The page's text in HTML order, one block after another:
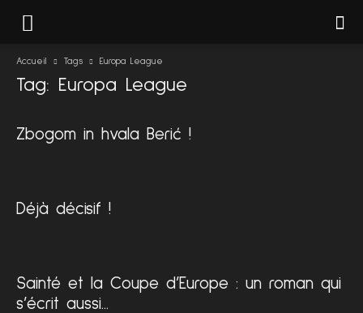
Accueil Tags Europa League
Tag: Europa League
Zbogom in hvala Berić !
Déjà décisif !
Sainté et la Coupe d’Europe : un roman qui
s’écrit aussi...